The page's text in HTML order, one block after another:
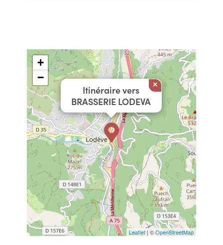
Itinéraire vers
BRASSERIE LODEVA
×
+
−
Leaflet| ©OpenStreetMap